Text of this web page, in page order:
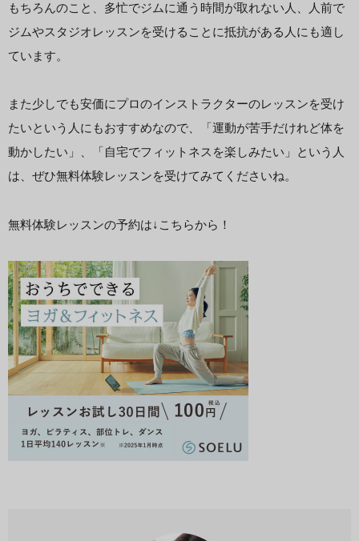
もちろんのこと、多忙でジムに通う時間が取れない人、人前で
ジムやスタジオレッスンを受けることに抵抗がある人にも適し
ています。
また少しでも安価にプロのインストラクターのレッスンを受け
たいという人にもおすすめなので、「運動が苦手だけれど体を
動かしたい」、「自宅でフィットネスを楽しみたい」という人
は、ぜひ無料体験レッスンを受けてみてくださいね。
無料体験レッスンの予約は↓こちらから！